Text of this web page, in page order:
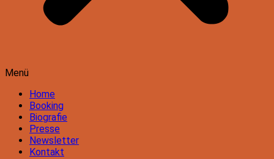
Menü
Home
Booking
Biografie
Presse
Newsletter
Kontakt